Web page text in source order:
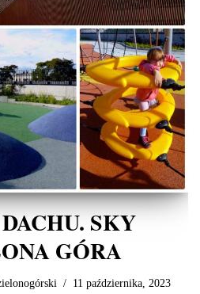
SKY
GÓRA
11 października, 2023